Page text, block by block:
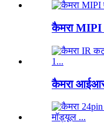
कैमरा MIPI
कैमरा आईआर